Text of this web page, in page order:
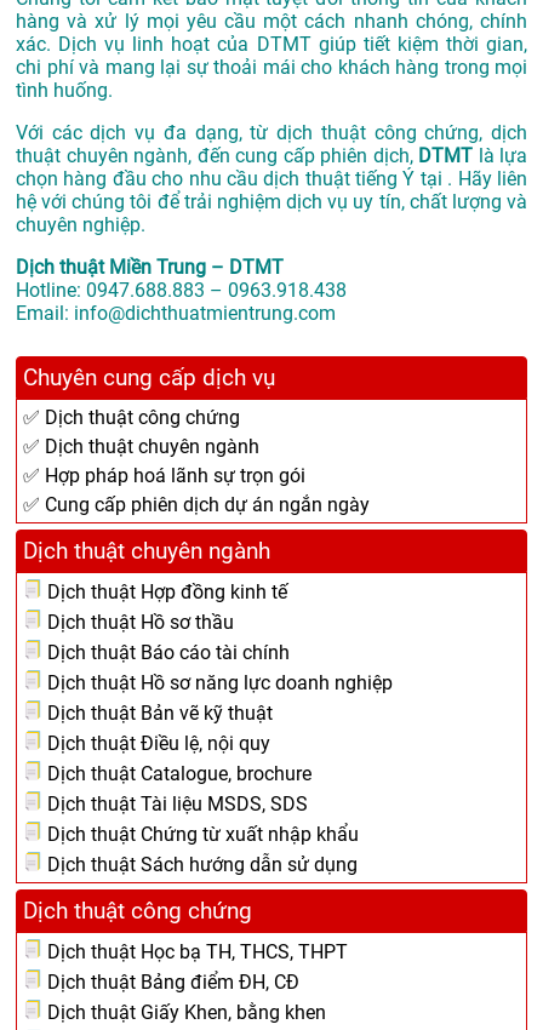
hàng và xử lý mọi yêu cầu một cách nhanh chóng, chính
xác. Dịch vụ linh hoạt của DTMT giúp tiết kiệm thời gian,
chi phí và mang lại sự thoải mái cho khách hàng trong mọi
tình huống.
Với các dịch vụ đa dạng, từ dịch thuật công chứng, dịch
thuật chuyên ngành, đến cung cấp phiên dịch, DTMT là lựa
chọn hàng đầu cho nhu cầu dịch thuật tiếng Ý tại . Hãy liên
hệ với chúng tôi để trải nghiệm dịch vụ uy tín, chất lượng và
chuyên nghiệp.
Dịch thuật Miền Trung – DTMT
Hotline: 0947.688.883 – 0963.918.438
Email: info@dichthuatmientrung.com
Chuyên cung cấp dịch vụ
✅ Dịch thuật công chứng
✅ Dịch thuật chuyên ngành
✅ Hợp pháp hoá lãnh sự trọn gói
✅ Cung cấp phiên dịch dự án ngắn ngày
Dịch thuật chuyên ngành
Dịch thuật Hợp đồng kinh tế
Dịch thuật Hồ sơ thầu
Dịch thuật Báo cáo tài chính
Dịch thuật Hồ sơ năng lực doanh nghiệp
Dịch thuật Bản vẽ kỹ thuật
Dịch thuật Điều lệ, nội quy
Dịch thuật Catalogue, brochure
Dịch thuật Tài liệu MSDS, SDS
Dịch thuật Chứng từ xuất nhập khẩu
Dịch thuật Sách hướng dẫn sử dụng
Dịch thuật công chứng
Dịch thuật Học bạ TH, THCS, THPT
Dịch thuật Bảng điểm ĐH, CĐ
Dịch thuật Giấy Khen, bằng khen